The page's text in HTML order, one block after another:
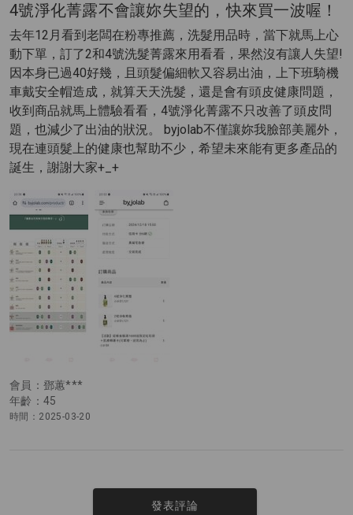
會員：鄧蕙***
年齡：45
時間：2025-03-20
4號淨化菁露不會讓妳失望的，快來買一波喔！
去年12月看到老闆在粉專推薦，洗髮用品時，當下就馬上心
動下單，訂了2和4號洗髮菁露來用看看，果然沒有讓人失望!
因本身已過40好幾，且頭髮偏細軟又容易出油，上下班騎機
車戴安全帽造成，就算天天洗髮，還是會有頭皮健康問題，
收到商品就馬上體驗看看，4號淨化菁露不只改善了頭皮問
題，也減少了出油的狀況。 byjolab不僅讓妳我臉部美麗外，
現在連頭髮上的健康也幫助不少，希望未來能有更多產品的
誕生，謝謝大家+_+
發表評論